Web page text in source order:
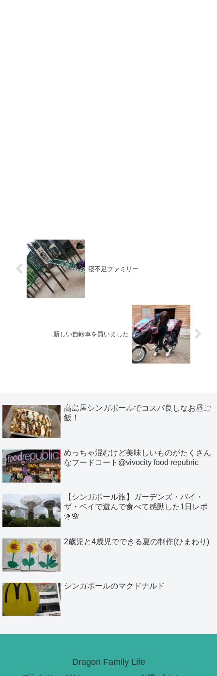
寝不足ファミリー
新しい自転車を買いました
高島屋シンガポールでコスパ良しなお昼ご
飯！
めっちゃ混むけど美味しいものがたくさん
なフードコート@vivocity food repubric
【シンガポール旅】ガーデンズ・バイ・
ザ・ベイで遊んで食べて感動した1日レポ
🌞🌸
2歳児と4歳児でできる夏の制作(ひまわり)
シンガポールのマクドナルド
Dragon Family Life